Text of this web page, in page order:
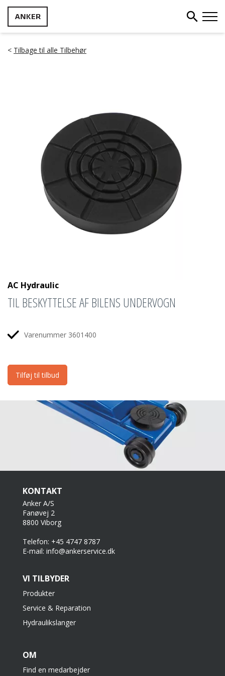
< Tilbage til alle Tilbehør
AC Hydraulic
TIL BESKYTTELSE AF BILENS UNDERVOGN
Varenummer 3601400
Tilføj til tilbud
KONTAKT
Anker A/S
Fanøvej 2
8800 Viborg
Telefon: +45 4747 8787
E-mail: info@ankerservice.dk
VI TILBYDER
Produkter
Service & Reparation
Hydraulikslanger
OM
Find en medarbejder